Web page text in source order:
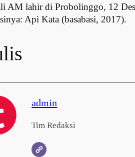
AM lahir di Probolinggo, 12
Api Kata (basabasi, 2017).
admin
Tim Redaksi